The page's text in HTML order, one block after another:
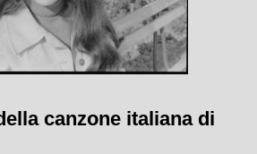
canzone italiana di